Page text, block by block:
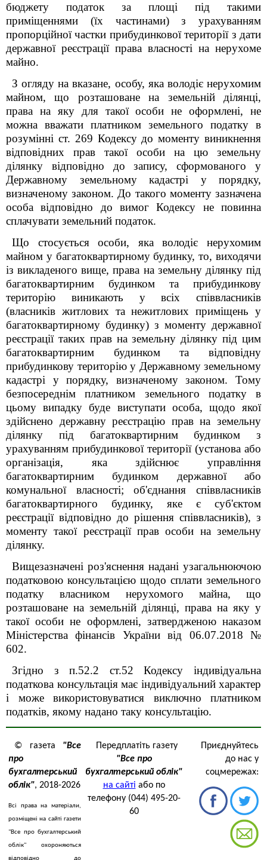
бюджету податок за площі під такими
приміщеннями (їх частинами) з урахуванням
пропорційної частки прибудинкової території з дати
державної реєстрації права власності на нерухоме
майно.
З огляду на вказане, особу, яка володіє нерухомим
майном, що розташоване на земельній ділянці,
права на яку для такої особи не оформлені, не
можна вважати платником земельного податку в
розумінні ст. 269 Кодексу до моменту виникнення
відповідних прав такої особи на цю земельну
ділянку відповідно до запису, сформованого у
Державному земельному кадастрі у порядку,
визначеному законом. До такого моменту зазначена
особа відповідно до вимог Кодексу не повинна
сплачувати земельний податок.
Що стосується особи, яка володіє нерухомим
майном у багатоквартирному будинку, то, виходячи
із викладеного вище, права на земельну ділянку під
багатоквартирним будинком та прибудинкову
територію виникають у всіх співвласників
(власників житлових та нежитлових приміщень у
багатоквартирному будинку) з моменту державної
реєстрації таких прав на земельну ділянку під цим
багатоквартирним будинком та відповідну
прибудинкову територію у Державному земельному
кадастрі у порядку, визначеному законом. Тому
безпосереднім платником земельного податку в
цьому випадку буде виступати особа, щодо якої
здійснено державну реєстрацію прав на земельну
ділянку під багатоквартирним будинком з
урахуванням прибудинкової території (установа або
організація, яка здійснює управління
багатоквартирним будинком державної або
комунальної власності; об'єднання співвласників
багатоквартирного будинку, яке є суб'єктом
реєстрації відповідно до рішення співвласників), з
моменту такої реєстрації прав особи на земельну
ділянку.
Вищезазначені роз'яснення надані узагальнюючою
податковою консультацією щодо сплати земельного
податку власником нерухомого майна, що
розташоване на земельній ділянці, права на яку у
такої особи не оформлені, затвердженою наказом
Міністерства фінансів України від 06.07.2018 №
602.
Згідно з п.52.2 ст.52 Кодексу індивідуальна
податкова консультація має індивідуальний характер
і може використовуватися виключно платником
податків, якому надано таку консультацію.
© газета "Все
про
бухгалтерський
облік", 2018-2026
Всі права на матеріали,
розміщені на сайті газети
"Все про бухгалтерський
облік" охороняються
відповідно до
Передплатіть газету
"Все про
бухгалтерський облік"
на сайті або по
телефону (044) 495-20-
60
Приєднуйтесь
до нас у
соцмережах: